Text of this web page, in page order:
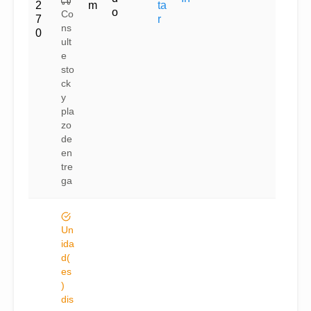
2
7
0
Co
ns
ult
e
sto
ck
y
pla
zo
de
en
tre
ga
m
o
ta
r
Un
ida
d(
es
)
dis